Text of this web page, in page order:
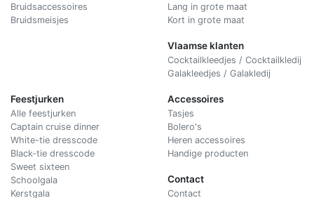
Bruidsaccessoires
Bruidsmeisjes
Lang in grote maat
Kort in grote maat
Vlaamse klanten
Cocktailkleedjes / Cocktailkledij
Galakleedjes / Galakledij
Feestjurken
Alle feestjurken
Captain cruise dinner
White-tie dresscode
Black-tie dresscode
Sweet sixteen
Schoolgala
Kerstgala
Accessoires
Tasjes
Bolero's
Heren accessoires
Handige producten
Contact
Contact